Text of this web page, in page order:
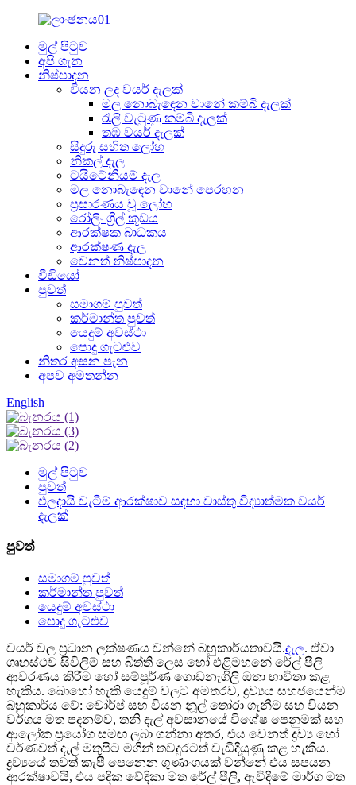
මුල් පිටුව
අපි ගැන
නිෂ්පාදන
වියන ලද වයර් දැලක්
මල නොබැඳෙන වානේ කම්බි දැලක්
රැලි වැටුණු කම්බි දැලක්
තඹ වයර් දැලක්
සිදුරු සහිත ලෝහ
නිකල් දැල
ටයිටේනියම් දැල
මල නොබැඳෙන වානේ පෙරහන
ප්‍රසාරණය වූ ලෝහ
රෝලිං ග්‍රිල් කූඩය
ආරක්ෂක බාධකය
ආරක්ෂණ දැල
වෙනත් නිෂ්පාදන
වීඩියෝ
පුවත්
සමාගම් පුවත්
කර්මාන්ත පුවත්
යෙදුම් අවස්ථා
පොදු ගැටළුව
නිතර අසන පැන
අපව අමතන්න
English
මුල් පිටුව
පුවත්
ඵලදායී වැටීම් ආරක්ෂාව සඳහා වාස්තු විද්‍යාත්මක වයර්
දැලක්
පුවත්
සමාගම් පුවත්
කර්මාන්ත පුවත්
යෙදුම් අවස්ථා
පොදු ගැටළුව
වයර් වල ප්‍රධාන ලක්ෂණය වන්නේ බහුකාර්යතාවයි.දැල. ඒවා
ගෘහස්ථව සිවිලිම් සහ බිත්ති ලෙස හෝ එළිමහනේ රේල් පීලි
ආවරණය කිරීම හෝ සම්පූර්ණ ගොඩනැගිලි ඔතා භාවිතා කළ
හැකිය. බොහෝ හැකි යෙදුම් වලට අමතරව, ද්‍රව්‍යය සහජයෙන්ම
බහුකාර්ය වේ: වෝර්ප් සහ වියන නූල් තෝරා ගැනීම සහ වියන
වර්ගය මත පදනම්ව, තනි දැල් අවසානයේ විශේෂ පෙනුමක් සහ
ආලෝක ප්‍රයෝග සමඟ ලබා ගන්නා අතර, එය වෙනත් ද්‍රව්‍ය හෝ
වර්ණවත් දැල් මතුපිට මගින් තවදුරටත් වැඩිදියුණු කළ හැකිය.
ද්‍රව්‍යයේ තවත් කැපී පෙනෙන ගුණාංගයක් වන්නේ එය සපයන
ආරක්ෂාවයි, එය පදික වේදිකා මත රේල් පීලි, ඇවිදීමේ මාර්ග මත